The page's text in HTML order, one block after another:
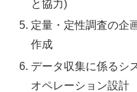
と協力)
定量・定性調査の企
作成
データ収集に係るシ
オペレーション設計